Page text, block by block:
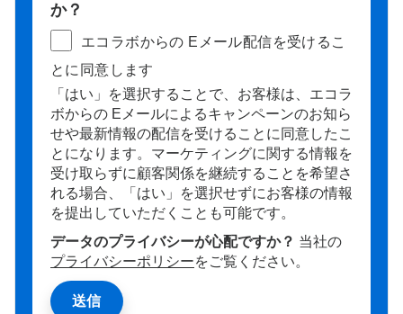
か？
エコラボからの Eメール配信を受けるこ
とに同意します
「はい」を選択することで、お客様は、エコラ
ボからの Eメールによるキャンペーンのお知ら
せや最新情報の配信を受けることに同意したこ
とになります。マーケティングに関する情報を
受け取らずに顧客関係を継続することを希望さ
れる場合、「はい」を選択せずにお客様の情報
を提出していただくことも可能です。
データのプライバシーが心配ですか？ 当社の
プライバシーポリシーをご覧ください。